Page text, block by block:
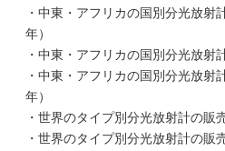
・中東・アフリカの国別分光放射
年）
・中東・アフリカの国別分光放射
・中東・アフリカの国別分光放
年）
・世界のタイプ別分光放射計の販
・世界のタイプ別分光放射計の販